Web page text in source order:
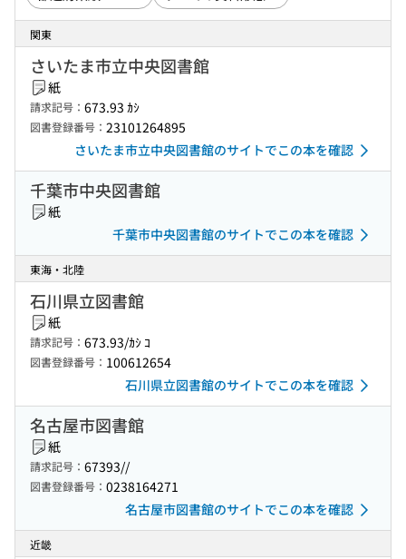
関東
さいたま市立中央図書館
紙
請求記号： 673.93 ｶｼ
図書登録番号： 23101264895
さいたま市立中央図書館のサイトでこの本を確認
千葉市中央図書館
紙
千葉市中央図書館のサイトでこの本を確認
東海・北陸
石川県立図書館
紙
請求記号： 673.93/ｶｼ ｺ
図書登録番号： 100612654
石川県立図書館のサイトでこの本を確認
名古屋市図書館
紙
請求記号： 67393//
図書登録番号： 0238164271
名古屋市図書館のサイトでこの本を確認
近畿